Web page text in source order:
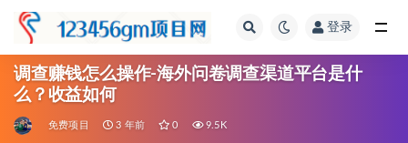
登录
调查赚钱怎么操作-海外问卷调查渠道平台是什
么？收益如何
免费项目 3 年前 0 9.5K